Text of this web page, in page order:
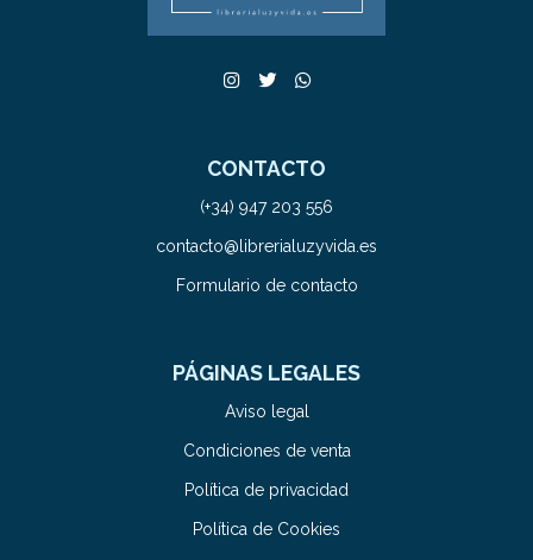
CONTACTO
(+34) 947 203 556
contacto@librerialuzyvida.es
Formulario de contacto
PÁGINAS LEGALES
Aviso legal
Condiciones de venta
Política de privacidad
Política de Cookies